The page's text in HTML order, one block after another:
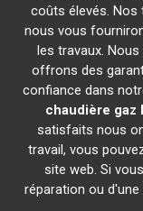
coûts élevés.
nous vous
les travaux.
offrons des
confiance dans
chaudière gaz
satisfaits nous
travail, vous
site web. Si
réparation ou